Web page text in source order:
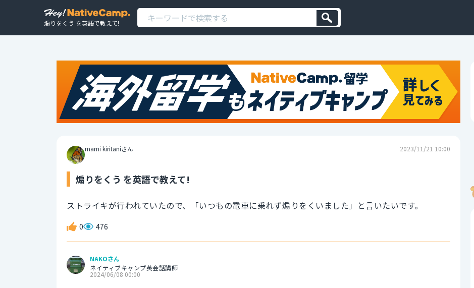
煽りをくう を英語で教えて!
mami kiritaniさん 2023/11/21 10:00
煽りをくう を英語で教えて!
ストライキが行われていたので、「いつもの電車に乗れず煽りをくいました」と言いたいです。
0 476
NAKOさん
ネイティブキャンプ英会話講師
2024/06/08 00:00